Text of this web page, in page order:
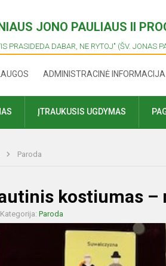
JONO PAULIAUS II
PRASIDEDA DABAR, NE RYTOJ" (ŠV. JONAS
ADMINISTRACINĖ INFORMACIJA
ĮTRAUKUSIS UGDYMAS
Paroda
kostiumas –
Kategorija: Paroda